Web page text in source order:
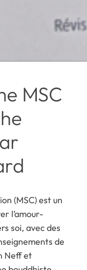
MSC
(MSC) est un
l’amour-
soi, avec des
de
Neff et